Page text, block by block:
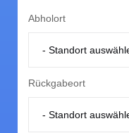
Abholort
Rückgabeort
Wichtige
Buchung
a driving license for
Versicherung